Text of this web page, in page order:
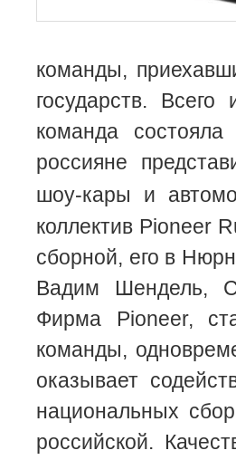
команды,
государств.
команда
россияне
шоу-кары и
коллектив Pioneer
сборной, его в
Вадим Шендель,
Фирма Pioneer,
команды,
оказывает
национальных
российской.